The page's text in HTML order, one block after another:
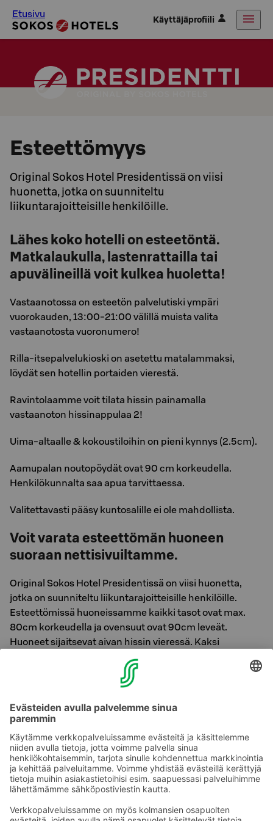
Etusivu Käyttäjäprofiili
Esteettömyys
Original Sokos Hotel Presidentissä on viisi
huonetta, jotka on suunniteltu
liikuntarajoitteisille henkilöille.
Lähes koko hotelli on esteetöntä.
Matkalaukulla, lastenrattailla tai
apuvälineillä voit kulkea huoletta!
Vastaanotossa on esteetön palvelutiski ympäri
vuorokauden, 13:00-21:00 välillä muista valita
vastaanotosta vuoronumero!
Rilla-itsepalvelukioski on asetettu matalammaksi,
löydät sen hotellin portaiden vierestä.
Ravintolaamme voit tilata hissin painamalla
vastaanoton hissinappulaa 2!
Uima-altaalle & kokoustiloihin on pieni kynnys (2.5cm).
Aamupalan noutopöydät ovat 90 cm korkeudella.
Henkilökunnalta saa apua tarvittaessa.
Valitettavasti pääsy kuntosalille ei ole mahdollista.
Voit varata esteettömän huoneen
suoraan nettisivuiltamme.
Original Sokos Hotel Presidentissä on viisi huonetta,
jotka on suunniteltu liikuntarajoitteisille henkilöille.
Esteettömissä huoneissamme kaikki tasot ovat max.
80cm korkeudella ja ovensuut ovat 90cm leveät.
Huoneet sijaitsevat aivan hissin vieressä. Kaksi
Familonin moottorisänkyä auttavat sänkyyn menoa ja
nousua. Voit myös varata nousutuen huoneeseen
saatavuuden mukaan, lisää tämä toiveeksi
kaiteet wc-istuimeen ja suihkusta löydät taitettavan
soittaa suoraan vastaanottoon, mikäli tarvitset apua.